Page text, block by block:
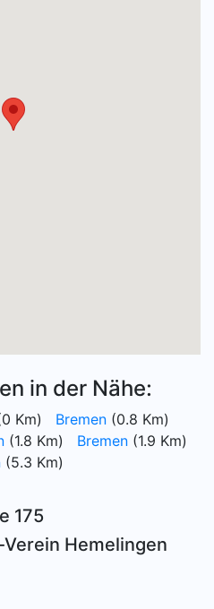
in der Nähe:
Km) Bremen (0.8 Km)
(1.8 Km) Bremen (1.9 Km)
(5.3 Km)
175
Hemelingen